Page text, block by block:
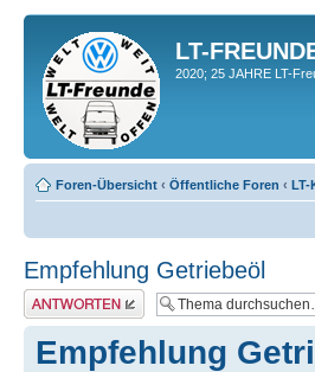
LT-
2020; 25 JAHRE LT-
Foren-Übersicht ‹ Öffentliche Foren ‹ LT-
Empfehlung Getriebeöl
Antwort erstellen
Empfehlung